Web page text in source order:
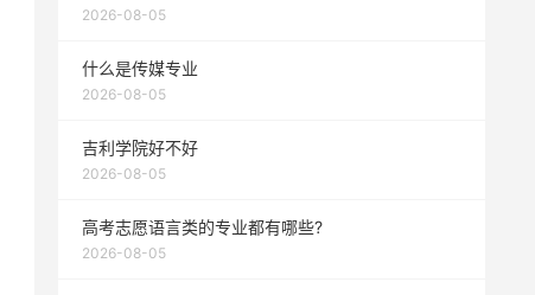
2026-08-05
什么是传媒专业
2026-08-05
吉利学院好不好
2026-08-05
高考志愿语言类的专业都有哪些?
2026-08-05